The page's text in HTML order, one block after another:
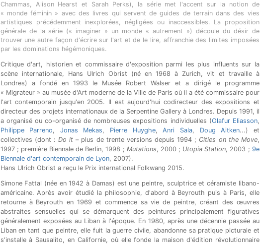
Chammas, Alison Hearst et Sarah Perks), la série met l'accent sur la notion de
« monde féminin » avec des livres qui servent de guides de terrain dans des vies
artistiques précédemment inexplorées, négligées ou inaccessibles. La proposition
générale de la série (« imaginer » un monde « autrement ») découle du désir de
trouver une autre façon d'écrire sur l'art et de le lire, affranchie des limites imposées
par les dominations hégémoniques.
Critique d'art, historien et commissaire d'exposition parmi les plus influents sur la
scène internationale, Hans Ulrich Obrist (né en 1968 à Zurich, vit et travaille à
Londres) a fondé en 1993 le Musée Robert Walser et a dirigé le programme
« Migrateur » au musée d'Art moderne de la Ville de Paris où il a été commissaire pour
l'art contemporain jusqu'en 2005. Il est aujourd'hui codirecteur des expositions et
directeur des projets internationaux de la Serpentine Gallery à Londres. Depuis 1991, il
a organisé ou co-organisé de nombreuses expositions individuelles (Olafur Eliasson,
Philippe Parreno, Jonas Mekas, Pierre Huyghe,Anri Sala, Doug Aitken...) et
collectives (dont : Do it – plus de trente versions depuis 1994 ; Cities on the Move,
1997 ; première Biennale de Berlin, 1998 ; Mutations, 2000 ; Utopia Station, 2003 ; 9e
Biennale d'art contemporain de Lyon, 2007).
Hans Ulrich Obrist a reçu le Prix international Folkwang 2015.
Simone Fattal (née en 1942 à Damas) est une peintre, sculptrice et céramiste libano-
américaine. Après avoir étudié la philosophie, d'abord à Beyrouth puis à Paris, elle
retourne à Beyrouth en 1969 et commence sa vie de peintre, créant des œuvres
abstraites sensuelles qui se démarquent des peintures principalement figuratives
généralement exposées au Liban à l'époque. En 1980, après une décennie passée au
Liban en tant que peintre, elle fuit la guerre civile, abandonne sa pratique picturale et
s'installe à Sausalito, en Californie, où elle fonde la maison d'édition révolutionnaire